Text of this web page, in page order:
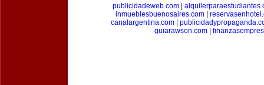
publicidadeweb.com|
inmueblesbuenosaires.com
canalargentina.com|
guiarawson.com|